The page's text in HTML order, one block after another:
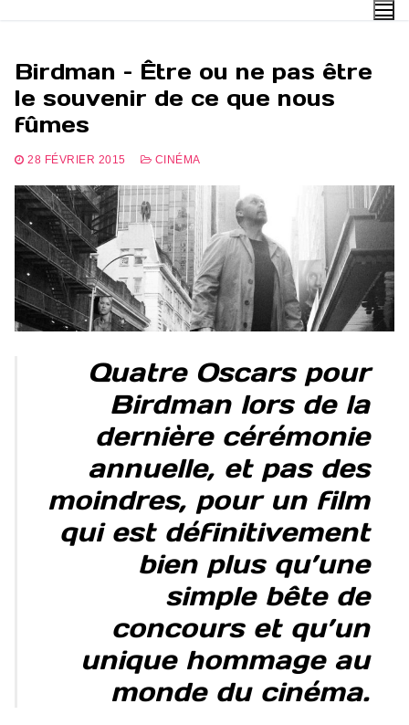
Birdman – Être ou ne pas être
le souvenir de ce que nous
fûmes
28 FÉVRIER 2015 CINÉMA
Quatre Oscars pour
Birdman lors de la
dernière cérémonie
annuelle, et pas des
moindres, pour un film
qui est définitivement
bien plus qu’une
simple bête de
concours et qu’un
unique hommage au
monde du cinéma.